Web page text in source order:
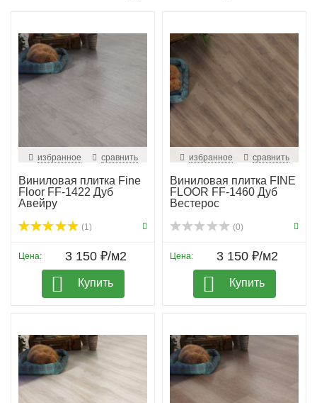
избранное сравнить
Виниловая плитка Fine
Floor FF-1422 Дуб
Авейру
(1)
Цена: 3 150 ₽/м2
Купить
избранное сравнить
Виниловая плитка FINE
FLOOR FF-1460 Дуб
Вестерос
(0)
Цена: 3 150 ₽/м2
Купить